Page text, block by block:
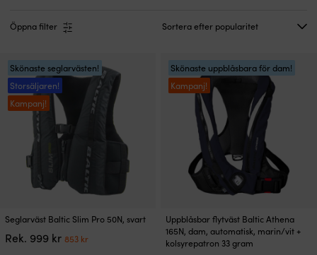
Öppna filter
Skönaste seglarvästen!
Storsäljaren!
Kampanj!
Den
här
produkten
Seglarväst Baltic Slim Pro 50N, svart
Rek. 999 krDet
853 krDet
Skönaste uppblåsbara för dam!
Kampanj!
Den
här
produkten
Uppblåsbar flytväst Baltic Athena
165N, dam, automatisk, marin/vit +
kolsyrepatron 33 gram